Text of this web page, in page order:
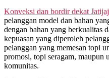
Konveksi dan bordir dekat
pelanggan model dan bahan
dengan bahan yang berkualitas
kepuasan yang diperoleh
pelanggan yang memesan topi
promosi, topi seragam, maupun
komunitas.